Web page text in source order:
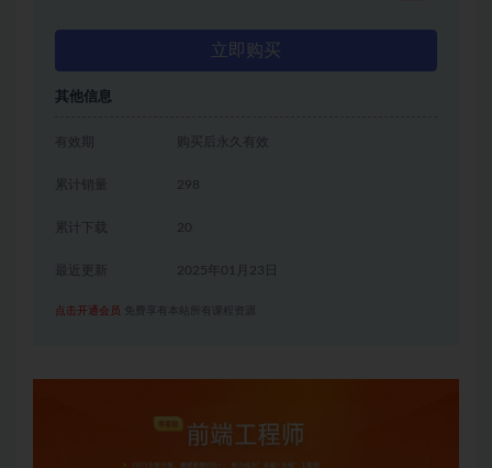
立即购买
其他信息
有效期 购买后永久有效
累计销量 298
累计下载 20
2025年01月23日
点击开通会员 免费享有本站所有课程资源